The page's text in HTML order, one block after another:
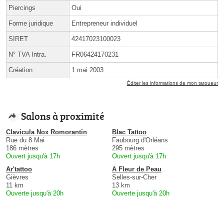
Piercings Oui
Forme juridique Entrepreneur individuel
SIRET 42417023100023
N° TVA Intra. FR06424170231
Création 1 mai 2003
Éditer les informations de mon tatoueur
Salons à proximité
Clavicula Nox Romorantin
Rue du 8 Mai
186 mètres
Ouvert jusqu'à 17h
Blac Tattoo
Faubourg d'Orléans
295 mètres
Ouvert jusqu'à 17h
Ar'tattoo
Gièvres
11 km
Ouverte jusqu'à 20h
A Fleur de Peau
Selles-sur-Cher
13 km
Ouverte jusqu'à 20h